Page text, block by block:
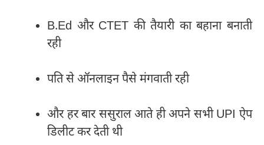
B.Ed और CTET की तैयारी का बहाना बनाती
रही
पति से ऑनलाइन पैसे मंगवाती रही
और हर बार ससुराल आते ही अपने सभी UPI ऐप
डिलीट कर देती थी